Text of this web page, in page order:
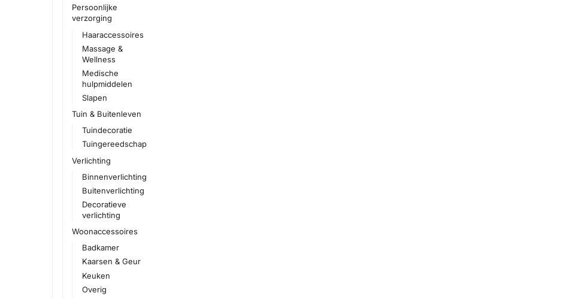
Persoonlijke
verzorging
Haaraccessoires
Massage &
Wellness
Medische
hulpmiddelen
Slapen
Tuin & Buitenleven
Tuindecoratie
Tuingereedschap
Verlichting
Binnenverlichting
Buitenverlichting
Decoratieve
verlichting
Woonaccessoires
Badkamer
Kaarsen & Geur
Keuken
Overig